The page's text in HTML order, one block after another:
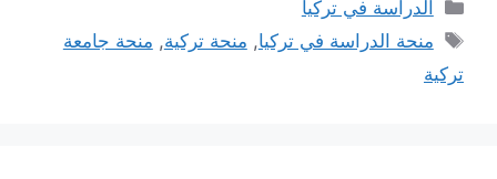
الدراسة في تركيا
الوسوم
منحة الدراسة في تركيا, منحة تركية, منحة جامعة
تركية